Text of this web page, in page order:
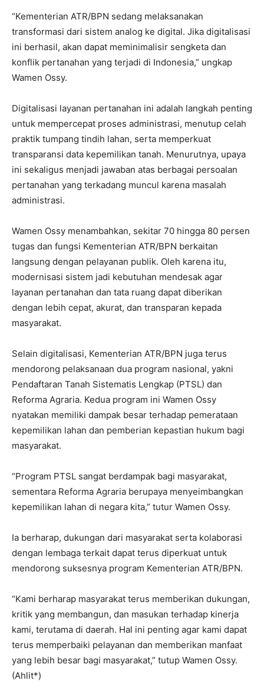
‎“Kementerian ATR/BPN sedang melaksanakan
transformasi dari sistem analog ke digital. Jika digitalisasi
ini berhasil, akan dapat meminimalisir sengketa dan
konflik pertanahan yang terjadi di Indonesia,” ungkap
Wamen Ossy.
‎Digitalisasi layanan pertanahan ini adalah langkah penting
untuk mempercepat proses administrasi, menutup celah
praktik tumpang tindih lahan, serta memperkuat
transparansi data kepemilikan tanah. Menurutnya, upaya
ini sekaligus menjadi jawaban atas berbagai persoalan
pertanahan yang terkadang muncul karena masalah
administrasi.
‎Wamen Ossy menambahkan, sekitar 70 hingga 80 persen
tugas dan fungsi Kementerian ATR/BPN berkaitan
langsung dengan pelayanan publik. Oleh karena itu,
modernisasi sistem jadi kebutuhan mendesak agar
layanan pertanahan dan tata ruang dapat diberikan
dengan lebih cepat, akurat, dan transparan kepada
masyarakat.
‎Selain digitalisasi, Kementerian ATR/BPN juga terus
mendorong pelaksanaan dua program nasional, yakni
Pendaftaran Tanah Sistematis Lengkap (PTSL) dan
Reforma Agraria. Kedua program ini Wamen Ossy
nyatakan memiliki dampak besar terhadap pemerataan
kepemilikan lahan dan pemberian kepastian hukum bagi
masyarakat.
‎“Program PTSL sangat berdampak bagi masyarakat,
sementara Reforma Agraria berupaya menyeimbangkan
kepemilikan lahan di negara kita,” tutur Wamen Ossy.
‎Ia berharap, dukungan dari masyarakat serta kolaborasi
dengan lembaga terkait dapat terus diperkuat untuk
mendorong suksesnya program Kementerian ATR/BPN.
“Kami berharap masyarakat terus memberikan dukungan,
kritik yang membangun, dan masukan terhadap kinerja
kami, terutama di daerah. Hal ini penting agar kami dapat
terus memperbaiki pelayanan dan memberikan manfaat
yang lebih besar bagi masyarakat,” tutup Wamen Ossy.
(Ahlit*)